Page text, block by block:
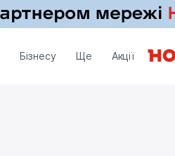
Бізнесу Ще Акції